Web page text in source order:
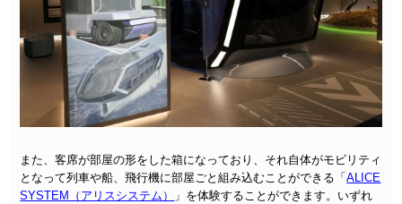
また、客席が部屋の形をした箱になっており、それ自体がモビリティ
となって列車や船、飛行機に部屋ごと組み込むことができる「ALICE
SYSTEM（アリスシステム）
」を体験することができます。いずれ